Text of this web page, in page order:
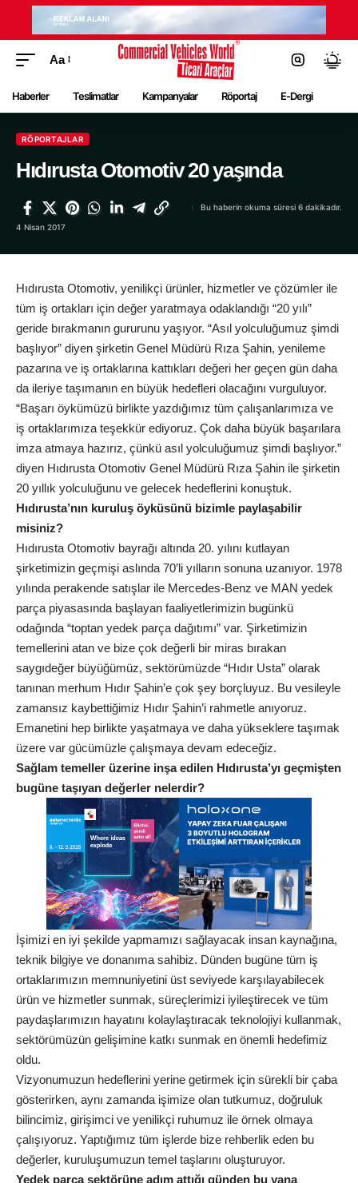
Aa
Haberler Teslimatlar Kampanyalar Röportaj E-Dergi
RÖPORTAJLAR
Hıdırusta Otomotiv 20 yaşında
4 Nisan 2017
Bu haberin okuma süresi 6 dakikadır.
Hıdırusta Otomotiv, yenilikçi ürünler, hizmetler ve çözümler ile
tüm iş ortakları için değer yaratmaya odaklandığı “20 yılı”
geride bırakmanın gururunu yaşıyor. “Asıl yolculuğumuz şimdi
başlıyor” diyen şirketin Genel Müdürü Rıza Şahin, yenileme
pazarına ve iş ortaklarına kattıkları değeri her geçen gün daha
da ileriye taşımanın en büyük hedefleri olacağını vurguluyor.
“Başarı öykümüzü birlikte yazdığımız tüm çalışanlarımıza ve
iş ortaklarımıza teşekkür ediyoruz. Çok daha büyük başarılara
imza atmaya hazırız, çünkü asıl yolculuğumuz şimdi başlıyor.”
diyen Hıdırusta Otomotiv Genel Müdürü Rıza Şahin ile şirketin
20 yıllık yolculuğunu ve gelecek hedeflerini konuştuk.
Hıdırusta’nın kuruluş öyküsünü bizimle paylaşabilir
misiniz?
Hıdırusta Otomotiv bayrağı altında 20. yılını kutlayan
şirketimizin geçmişi aslında 70’li yılların sonuna uzanıyor. 1978
yılında perakende satışlar ile Mercedes-Benz ve MAN yedek
parça piyasasında başlayan faaliyetlerimizin bugünkü
odağında “toptan yedek parça dağıtımı” var. Şirketimizin
temellerini atan ve bize çok değerli bir miras bırakan
saygıdeğer büyüğümüz, sektörümüzde “Hıdır Usta” olarak
tanınan merhum Hıdır Şahin’e çok şey borçluyuz. Bu vesileyle
zamansız kaybettiğimiz Hıdır Şahin’i rahmetle anıyoruz.
Emanetini hep birlikte yaşatmaya ve daha yükseklere taşımak
üzere var gücümüzle çalışmaya devam edeceğiz.
Sağlam temeller üzerine inşa edilen Hıdırusta’yı geçmişten
bugüne taşıyan değerler nelerdir?
İşimizi en iyi şekilde yapmamızı sağlayacak insan kaynağına,
teknik bilgiye ve donanıma sahibiz. Dünden bugüne tüm iş
ortaklarımızın memnuniyetini üst seviyede karşılayabilecek
ürün ve hizmetler sunmak, süreçlerimizi iyileştirecek ve tüm
paydaşlarımızın hayatını kolaylaştıracak teknolojiyi kullanmak,
sektörümüzün gelişimine katkı sunmak en önemli hedefimiz
oldu.
Vizyonumuzun hedeflerini yerine getirmek için sürekli bir çaba
gösterirken, aynı zamanda işimize olan tutkumuz, doğruluk
bilincimiz, girişimci ve yenilikçi ruhumuz ile örnek olmaya
çalışıyoruz. Yaptığımız tüm işlerde bize rehberlik eden bu
değerler, kuruluşumuzun temel taşlarını oluşturuyor.
Yedek parça sektörüne adım attığı günden bu yana